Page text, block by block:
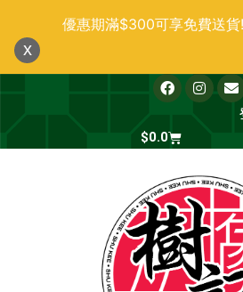
優惠期滿$300可享免費送貨!
x
要
F
a
c
b
o
k
I
n
s
g
a
m
E
n
v
o
e
$0.0Cart